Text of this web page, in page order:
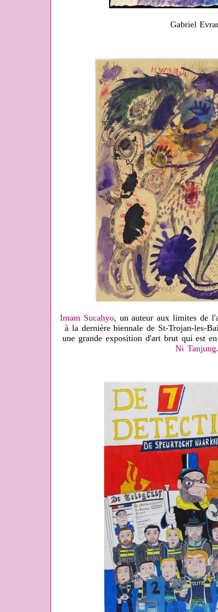
Gabriel
Imam Sucahyo, un auteur aux limites de
à la dernière biennale de St-Trojan-les-
une grande exposition d'art brut qui est
Ni Tanjung.